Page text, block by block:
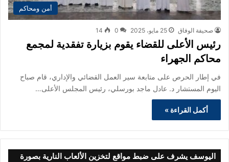
أمن ومحاكم
صحيفة الوفاق 25 مايو، 2025 0
14
رئيس الأعلى للقضاء يقوم بزيارة تفقدية لمجمع
محاكم الجهراء
في إطار الحرص على متابعة سير العمل القضائي والإداري، قام صباح
اليوم المستشار د. عادل ماجد بورسلي، رئيس المجلس الأعلى…
أكمل القراءة »
اليوسف يشرف على ضبط مواقع لتخزين الألعاب النارية بصورة